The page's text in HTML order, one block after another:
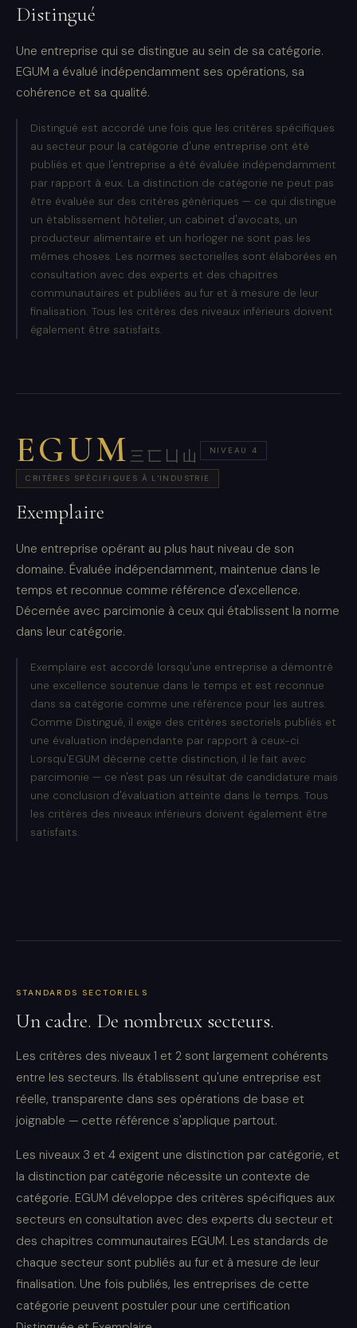
Distingué
Une entreprise qui se distingue au sein de sa catégorie.
EGUM a évalué indépendamment ses opérations, sa
cohérence et sa qualité.
Distingué est accordé une fois que les critères spécifiques
au secteur pour la catégorie d'une entreprise ont été
publiés et que l'entreprise a été évaluée indépendamment
par rapport à eux. La distinction de catégorie ne peut pas
être évaluée sur des critères génériques — ce qui distingue
un établissement hôtelier, un cabinet d'avocats, un
producteur alimentaire et un horloger ne sont pas les
mêmes choses. Les normes sectorielles sont élaborées en
consultation avec des experts et des chapitres
communautaires et publiées au fur et à mesure de leur
finalisation. Tous les critères des niveaux inférieurs doivent
également être satisfaits.
EGUM 三匸凵山 NIVEAU 4
CRITÈRES SPÉCIFIQUES À L'INDUSTRIE
Exemplaire
Une entreprise opérant au plus haut niveau de son
domaine. Évaluée indépendamment, maintenue dans le
temps et reconnue comme référence d'excellence.
Décernée avec parcimonie à ceux qui établissent la norme
dans leur catégorie.
Exemplaire est accordé lorsqu'une entreprise a démontré
une excellence soutenue dans le temps et est reconnue
dans sa catégorie comme une référence pour les autres.
Comme Distingué, il exige des critères sectoriels publiés et
une évaluation indépendante par rapport à ceux-ci.
Lorsqu'EGUM décerne cette distinction, il le fait avec
parcimonie — ce n'est pas un résultat de candidature mais
une conclusion d'évaluation atteinte dans le temps. Tous
les critères des niveaux inférieurs doivent également être
satisfaits.
STANDARDS SECTORIELS
Un cadre. De nombreux secteurs.
Les critères des niveaux 1 et 2 sont largement cohérents
entre les secteurs. Ils établissent qu'une entreprise est
réelle, transparente dans ses opérations de base et
joignable — cette référence s'applique partout.
Les niveaux 3 et 4 exigent une distinction par catégorie, et
la distinction par catégorie nécessite un contexte de
catégorie. EGUM développe des critères spécifiques aux
secteurs en consultation avec des experts du secteur et
des chapitres communautaires EGUM. Les standards de
chaque secteur sont publiés au fur et à mesure de leur
finalisation. Une fois publiés, les entreprises de cette
catégorie peuvent postuler pour une certification